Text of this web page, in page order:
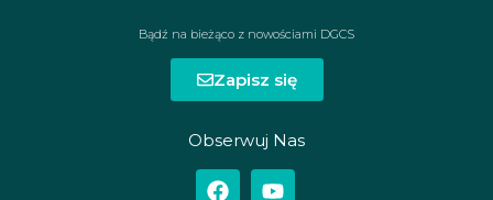
Bądź na bieżąco z nowościami DGCS
Zapisz się
Obserwuj Nas